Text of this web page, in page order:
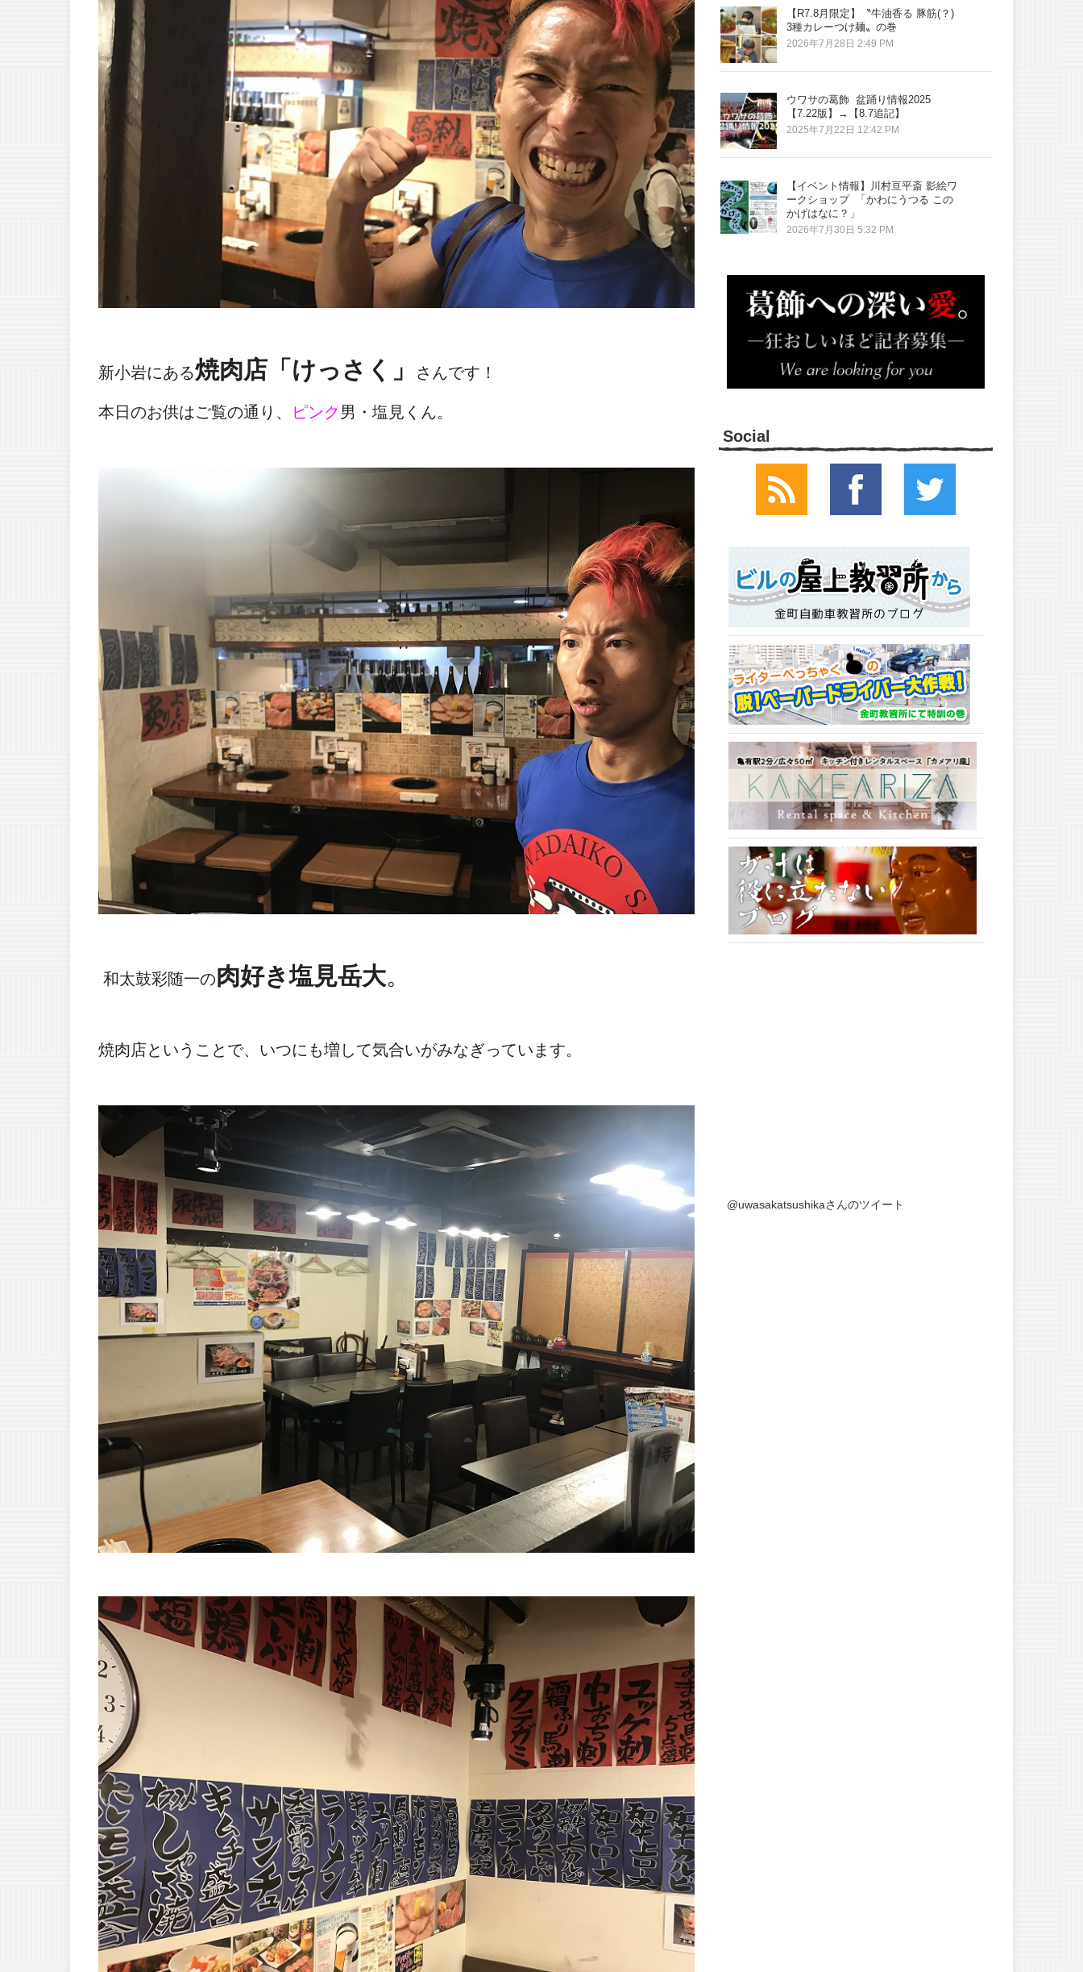
新小岩にある焼肉店「けっさく」 さんです！
本日のお供はご覧の通り、 ピンク 男・塩見くん。
和太鼓彩随一の肉好き塩見岳大。
焼肉店ということで、いつにも増して気合いがみなぎっています。
【R7.8月限定】〝牛油香る 豚筋(？)
3種カレーつけ麺〟の巻
2026年7月28日 2:49 PM
ウワサの葛飾 盆踊り情報2025
【7.22版】→【8.7追記】
2025年7月22日 12:42 PM
【イベント情報】川村亘平斎 影絵ワ
ークショップ 「かわにうつる この
かげはなに？」
2026年7月30日 5:32 PM
Social
@uwasakatsushikaさんのツイート